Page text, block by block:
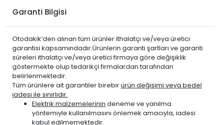
Garanti Bilgisi
Otodakik’den alınan tüm ürünler ithalatçı ve/veya üretici
garantisi kapsamındadır.Ürünlerin garanti şartları ve garanti
süreleri ithalatçı ve/veya üretici firmaya göre değişiklik
göstermekte olup tedarikçi firmalardan tarafından
belirlenmektedir.
Tüm ürünlere ait garantiler birebirürün değişimi veya bedel
iadesi ile sınırlıdır.
Elektrik malzemelerinin deneme ve yanılma
yöntemiyle kullanılmasını önlemek amacıyla, iadesi
kabul edilmemektedir.